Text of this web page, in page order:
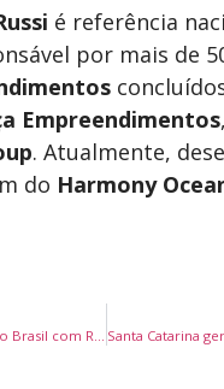
é referência
por mais de
Empreendimentos
. Atualmente,
do Harmony
Pequenos provedores levarão internet a áreas remotas do Brasil com R$ 395 milhões do FUST